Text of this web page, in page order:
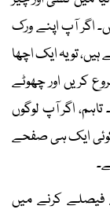
اگر آپ اپنے ورک
تو یہ ایک اچھا
کریں اور چھوٹے
اگر آپ لوگوں
کوئی ایک ہی صفحے
کرنے میں